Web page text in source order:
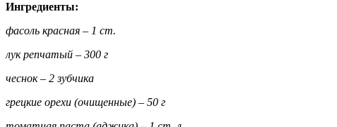
Ингредиенты:
фасоль красная – 1 ст.
лук репчатый – 300 г
чеснок – 2 зубчика
грецкие орехи (очищенные) – 50 г